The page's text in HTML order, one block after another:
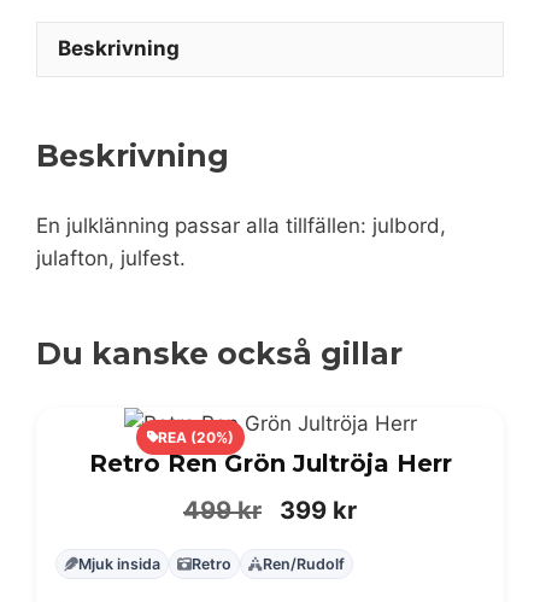
Beskrivning
Beskrivning
En julklänning passar alla tillfällen: julbord,
julafton, julfest.
Du kanske också gillar
REA (20%)
Retro Ren Grön Jultröja Herr
499kr
Det
ursprungliga
priset
399 krDet
Mjuk insida Retro Ren/Rudolf